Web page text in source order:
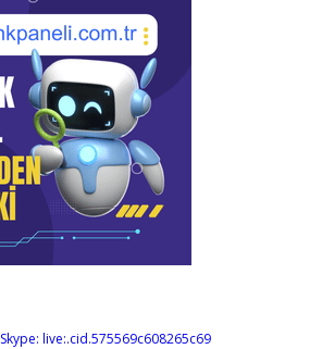
Skype: live:.cid.575569c608265c69